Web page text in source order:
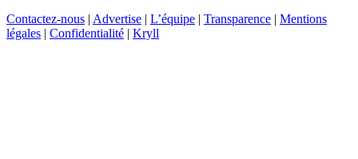
Contactez-nous | Advertise | L’équipe | Transparence | Mentions
légales | Confidentialité | Kryll